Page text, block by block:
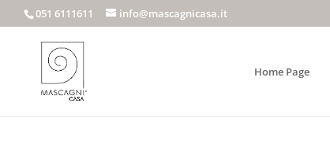
051 6111611 info@mascagnicasa.it
Home Page